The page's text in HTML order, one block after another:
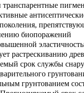
транспарентные
биопоражений
растрескиванию
срок службы
грунтованием